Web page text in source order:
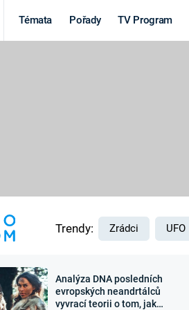
Témata Pořady TV Program
Výročí
Trendy: Zrádci UFO
Analýza DNA posledních
evropských neandrtálců
vyvrací teorii o tom, jak